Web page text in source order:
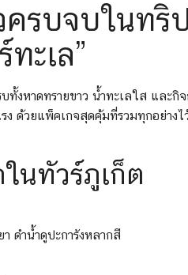
ครบจบในทริ
ะเล”
ทั้งหาดทรายขาว น้ำทะเลใส และกิ
ง ด้วยแพ็คเกจสุดคุ้มที่รวมทุกอย่าง
นทัวร์ภูเก็ต
ดำน้ำดูปะการังหลากสี